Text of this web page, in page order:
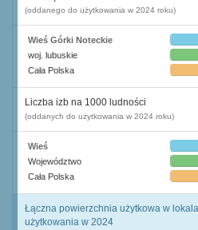
(oddanego do użytkowania w 2024 roku)
Wieś Górki Noteckie
woj. lubuskie
Cała Polska
Liczba izb na 1000 ludności
(oddanych do użytkowania w 2024 roku)
Wieś
Województwo
Cała Polska
Łączna powierzchnia użytkowa w
użytkowania w 2024